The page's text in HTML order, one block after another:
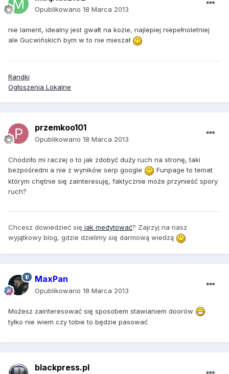
Opublikowano 18 Marca 2013
nie lament, idealny jest gwałt na kozie, najlepiej niepełnoletniej
ale Gucwińskich bym w to nie mieszał
Randki
Ogłoszenia Lokalne
przemkoo101
Opublikowano 18 Marca 2013
Chodziło mi raczej o to jak zdobyć duży ruch na stronę, taki
bezpośredni a nie z wyników serp google
Funpage to temat
którym chętnie się zainteresuję, faktycznie może przynieść spory
ruch?
Chcesz dowiedzieć się jak medytować? Zajrzyj na nasz
wyjątkowy blog, gdzie dzielimy się darmową wiedzą
MaxPan
Opublikowano 18 Marca 2013
Możesz zainteresować się sposobem stawianiem doorów
tylko nie wiem czy tobie to będzie pasować
blackpress.pl